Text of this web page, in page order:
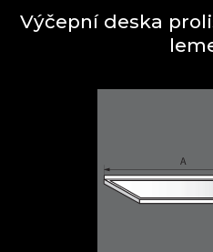
Výčepní deska